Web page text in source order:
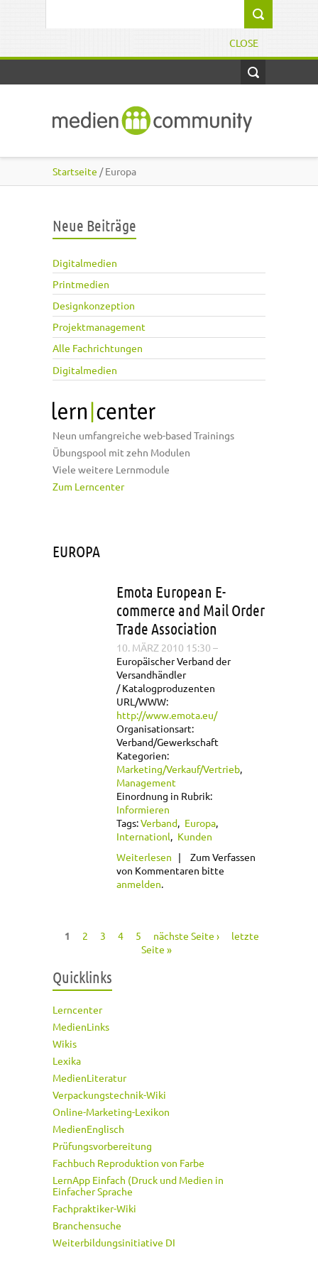
CLOSE
Startseite / Europa
Neue Beiträge
Digitalmedien
Printmedien
Designkonzeption
Projektmanagement
Alle Fachrichtungen
Digitalmedien
Neun umfangreiche web-based Trainings
Übungspool mit zehn Modulen
Viele weitere Lernmodule
Zum Lerncenter
EUROPA
Emota European E-
commerce and Mail Order
Trade Association
10. MÄRZ 2010 15:30 –
Europäischer Verband der
Versandhändler
/ Katalogproduzenten
URL/WWW:
http://www.emota.eu/
Organisationsart:
Verband/Gewerkschaft
Kategorien:
Marketing/Verkauf/Vertrieb
Management
Einordnung in Rubrik:
Informieren
Tags:Verband
Europa
Internationl
Kunden
Weiterlesen über Emota
European E-
commerce and Mail
Zum Verfassen
von Kommentaren bitte
anmelden
1 2 3 4 5 nächste Seite ›
letzte
Seite »
Quicklinks
Lerncenter
MedienLinks
Wikis
Lexika
MedienLiteratur
Verpackungstechnik-Wiki
Online-Marketing-Lexikon
MedienEnglisch
Prüfungsvorbereitung
Fachbuch Reproduktion von Farbe
LernApp Einfach (Druck und Medien in
Einfacher Sprache
Fachpraktiker-Wiki
Branchensuche
Weiterbildungsinitiative DI